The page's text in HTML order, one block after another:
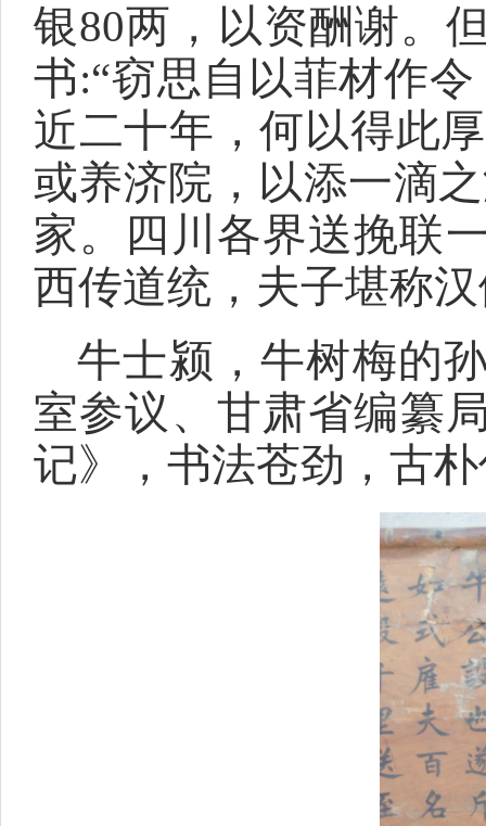
银80两，以资酬谢。
书:“窃思自以菲材作
近二十年，何以得此
或养济院，以添一滴
家。四川各界送挽联
西传道统，夫子堪称
牛士颍，牛树梅的
室参议、甘肃省编纂
记》，书法苍劲，古